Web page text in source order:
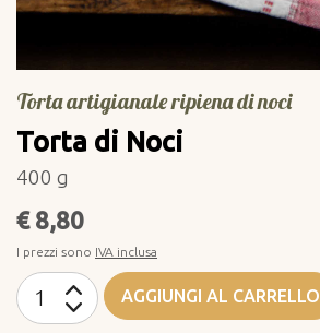
Torta artigianale ripiena di noci
Torta di Noci
400 g
€ 8,80
I prezzi sono IVA inclusa
AGGIUNGI AL CARRELLO